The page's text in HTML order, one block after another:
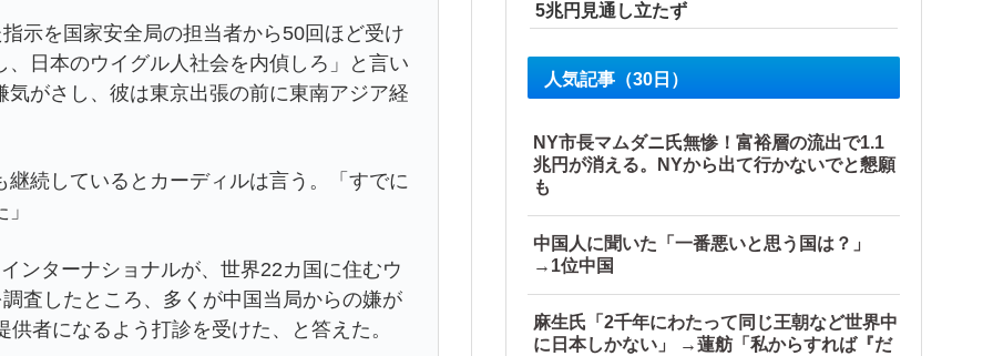
示を国家安全局の担当者から50回ほど受け
日本のウイグル人社会を内偵しろ」と言い
がさし、彼は東京出張の前に東南アジア経
続しているとカーディルは言う。「すでに
ンターナショナルが、世界22カ国に住むウ
査したところ、多くが中国当局からの嫌が
者になるよう打診を受けた、と答えた。
5兆円見通し立たず
人気記事（30日）
NY市長マムダニ氏無惨！富裕層の流出で1.1
兆円が消える。NYから出て行かないでと懇願
も
中国人に聞いた「一番悪いと思う国は？」
→1位中国
麻生氏「2千年にわたって同じ王朝など世界中
に日本しかない」 →蓮舫「私からすれば『だ